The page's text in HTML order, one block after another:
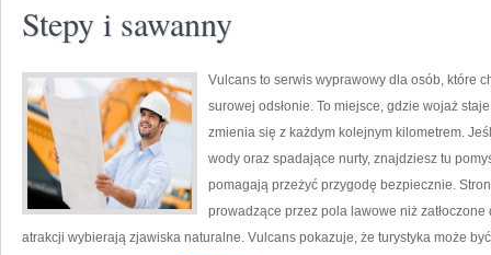
Stepy i sawanny
Vulcans to serwis wyprawowy dla osób, które
surowej odsłonie. To miejsce, gdzie wojaż
zmienia się z każdym kolejnym kilometrem.
wody oraz spadające nurty, znajdziesz tu
pomagają przeżyć przygodę bezpiecznie.
prowadzące przez pola lawowe niż
atrakcji wybierają zjawiska naturalne. Vulcans pokazuje, że turystyka może